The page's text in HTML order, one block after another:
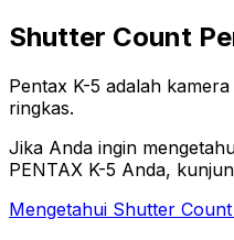
Shutter Count
Pentax K-5 adalah
ringkas.
Jika Anda ingin
PENTAX K-5 Anda,
Mengetahui Shutter